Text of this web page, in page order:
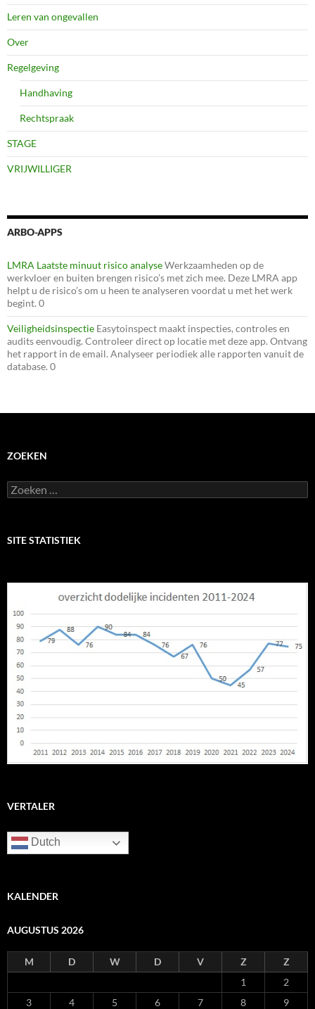
Leren van ongevallen
Over
Regelgeving
Handhaving
Rechtspraak
STAGE
VRIJWILLIGER
ARBO-APPS
LMRA Laatste minuut risico analyseWerkzaamheden op de
werkvloer en buiten brengen risico’s met zich mee. Deze LMRA app
helpt u de risico’s om u heen te analyseren voordat u met het werk
begint. 0
Veiligheidsinspectie Easytoinspect maakt inspecties, controles en
audits eenvoudig. Controleer direct op locatie met deze app. Ontvang
het rapport in de email. Analyseer periodiek alle rapporten vanuit de
database. 0
ZOEKEN
Zoeken
naar:
SITE STATISTIEK
VERTALER
Dutch
KALENDER
AUGUSTUS 2026
M D W D V Z
Z
1
2
3
4 5 6 7 8 9